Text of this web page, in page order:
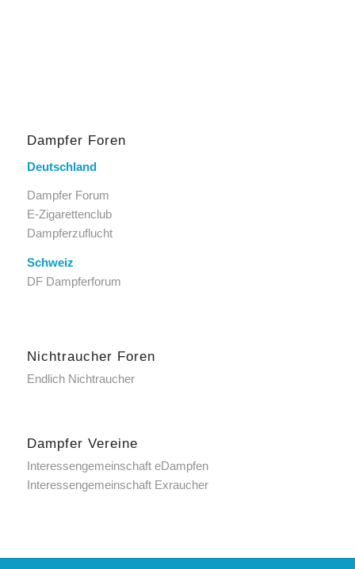
Dampfer Foren
Deutschland
Dampfer Forum
E-Zigarettenclub
Dampferzuflucht
Schweiz
DF Dampferforum
Nichtraucher Foren
Endlich Nichtraucher
Dampfer Vereine
Interessengemeinschaft eDampfen
Interessengemeinschaft Exraucher